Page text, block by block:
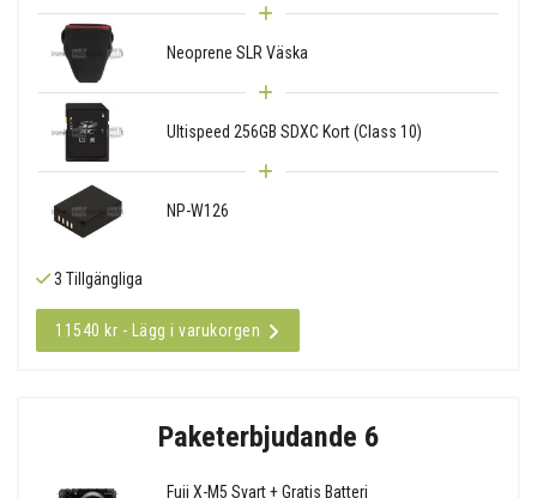
Neoprene SLR Väska
Ultispeed 256GB SDXC Kort (Class 10)
NP-W126
3 Tillgängliga
11540 kr - Lägg i varukorgen
Paketerbjudande 6
Fuji X-M5 Svart + Gratis Batteri